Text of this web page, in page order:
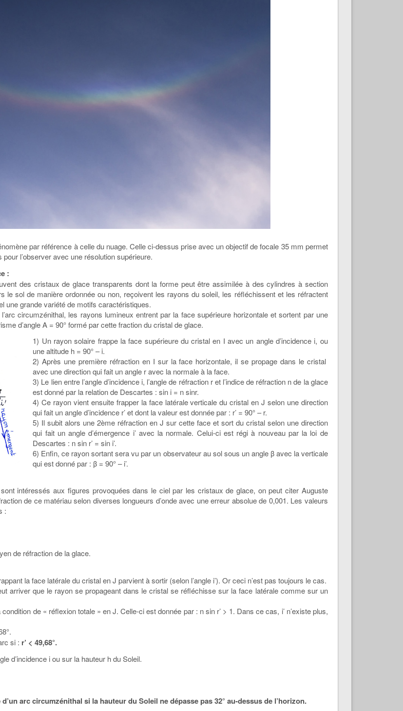
par référence à celle du nuage. Celle ci-dessus prise avec un objectif de focale 35 mm permet
l’observer avec une résolution supérieure.
:
des cristaux de glace transparents dont la forme peut être assimilée à des cylindres à section
le sol de manière ordonnée ou non, reçoivent les rayons du soleil, les réfléchissent et les réfractent
une grande variété de motifs caractéristiques.
circumzénithal, les rayons lumineux entrent par la face supérieure horizontale et sortent par une
d’angle A = 90° formé par cette fraction du cristal de glace.
1) Un rayon solaire frappe la face supérieure du cristal en I avec un angle d’incidence i, ou
une altitude h = 90° – i.
2) Après une première réfraction en I sur la face horizontale, il se propage dans le cristal
avec une direction qui fait un angle r avec la normale à la face.
3) Le lien entre l’angle d’incidence i, l’angle de réfraction r et l’indice de réfraction n de la glace
est donné par la relation de Descartes : sin i = n sinr.
4) Ce rayon vient ensuite frapper la face latérale verticale du cristal en J selon une direction
qui fait un angle d’incidence r’ et dont la valeur est donnée par : r’ = 90° – r.
5) Il subit alors une 2ème réfraction en J sur cette face et sort du cristal selon une direction
qui fait un angle d’émergence i’ avec la normale. Celui-ci est régi à nouveau par la loi de
Descartes : n sin r’ = sin i’.
6) Enfin, ce rayon sortant sera vu par un observateur au sol sous un angle β avec la verticale
qui est donné par : β = 90° – i’.
intéressés aux figures provoquées dans le ciel par les cristaux de glace, on peut citer Auguste
de ce matériau selon diverses longueurs d’onde avec une erreur absolue de 0,001. Les valeurs
:
de réfraction de la glace.
la face latérale du cristal en J parvient à sortir (selon l’angle i’). Or ceci n’est pas toujours le cas.
arriver que le rayon se propageant dans le cristal se réfléchisse sur la face latérale comme sur un
de « réflexion totale » en J. Celle-ci est donnée par : n sin r’ > 1. Dans ce cas, i’ n’existe plus,
si : r’ < 49,68°.
d’incidence i ou sur la hauteur h du Soleil.
arc circumzénithal si la hauteur du Soleil ne dépasse pas 32° au-dessus de l’horizon.